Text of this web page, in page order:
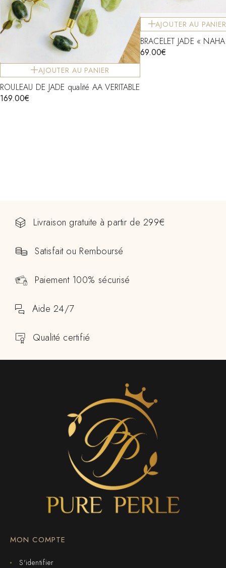
AJOUTER AU PANIER
ROULEAU DE JADE qualité AA VERITABLE
169.00€
AJOUTER AU PANIER
BRACELET JADE «
69.00€
Livraison gratuite à partir de 299€
Satisfait ou Remboursé
Paiement 100% sécurisé
Aide 24/7
Qualité certifié
MON COMPTE
S'identifier